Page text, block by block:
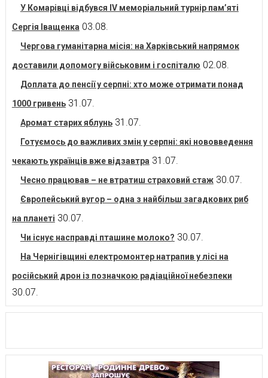
У Комарівці відбувся IV меморіальний турнір пам’яті
Сергія Іващенка 03.08.
Чергова гуманітарна місія: на Харківський напрямок
доставили допомогу військовим і госпіталю 02.08.
Доплата до пенсії у серпні: хто може отримати понад
1000 гривень 31.07.
Аромат старих яблунь 31.07.
Готуємось до важливих змін у серпні: які нововведення
чекають українців вже відзавтра 31.07.
Чесно працював – не втратиш страховий стаж 30.07.
Європейський вугор – одна з найбільш загадкових риб
на планеті 30.07.
Чи існує насправді пташине молоко? 30.07.
На Чернігівщині електромонтер натрапив у лісі на
російський дрон із позначкою радіаційної небезпеки
30.07.